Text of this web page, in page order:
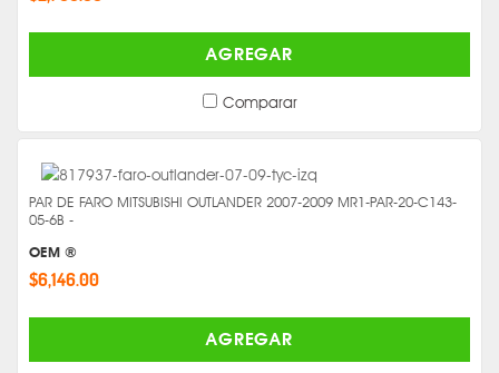
AGREGAR
Comparar
PAR DE FARO MITSUBISHI OUTLANDER 2007-2009 MR1-PAR-20-C143-
05-6B -
OEM ®
$6,146.00
AGREGAR